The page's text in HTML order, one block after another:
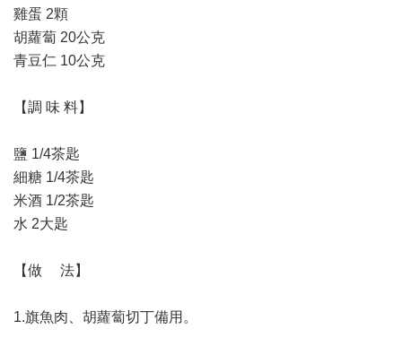
雞蛋 2顆
胡蘿蔔 20公克
青豆仁 10公克
【調 味 料】
鹽 1/4茶匙
細糖 1/4茶匙
米酒 1/2茶匙
水 2大匙
【做 法】
1.旗魚肉、胡蘿蔔切丁備用。